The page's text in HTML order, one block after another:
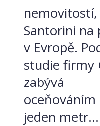
Santorini na
v Evropě.
studie firmy
zabývá
jeden metr...